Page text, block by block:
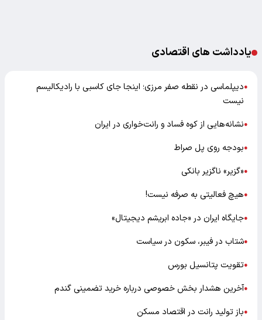
یادداشت های اقتصادی
●دیپلماسی در نقطه صفر مرزی؛ اینجا جای کاسبی با رادیکالیسم
نیست
●نشانه‌هایی از کوه فساد و رانت‌خواری در ایران
●بودجه روی پل صراط
●«گزیر» ناگزیر بانکی
●هیچ فعالیتی به صرفه نیست!
●جایگاه ایران در «جاده ابریشم دیجیتال»
●شتاب در فیبر، سکون در سیاست
●تقویت پتانسیل بورس
●آخرین هشدار بخش خصوصی درباره خرید تضمینی گندم
●باز تولید رانت در اقتصاد مسکن